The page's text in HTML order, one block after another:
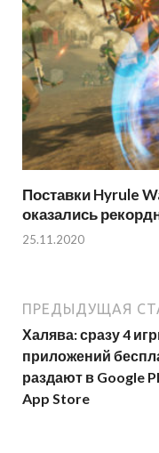
Поставки Hyrule
оказались
25.11.2020
ПРЕДЫДУЩАЯ
Халява: сразу 4
приложений
раздают в Google
App Store